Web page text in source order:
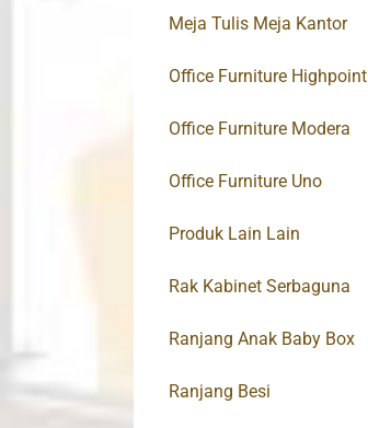
Meja Tulis Meja Kantor
Office Furniture Highpoint
Office Furniture Modera
Office Furniture Uno
Produk Lain Lain
Rak Kabinet Serbaguna
Ranjang Anak Baby Box
Ranjang Besi